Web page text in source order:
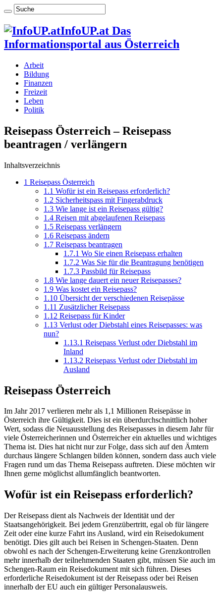
InfoUP.at Das
Informationsportal aus Österreich
Arbeit
Bildung
Finanzen
Freizeit
Leben
Politik
Reisepass Österreich – Reisepass
beantragen / verlängern
Inhaltsverzeichnis
1 Reisepass Österreich
1.1 Wofür ist ein Reisepass erforderlich?
1.2 Sicherheitspass mit Fingerabdruck
1.3 Wie lange ist ein Reisepass gültig?
1.4 Reisen mit abgelaufenen Reisepass
1.5 Reisepass verlängern
1.6 Reisepass ändern
1.7 Reisepass beantragen
1.7.1 Wo Sie einen Reisepass erhalten
1.7.2 Was Sie für die Beantragung benötigen
1.7.3 Passbild für Reisepass
1.8 Wie lange dauert ein neuer Reisepasses?
1.9 Was kostet ein Reisepass?
1.10 Übersicht der verschiedenen Reisepässe
1.11 Zusätzlicher Reisepass
1.12 Reisepass für Kinder
1.13 Verlust oder Diebstahl eines Reisepasses: was
nun?
1.13.1 Reisepass Verlust oder Diebstahl im
Inland
1.13.2 Reisepass Verlust oder Diebstahl im
Ausland
Reisepass Österreich
Im Jahr 2017 verlieren mehr als 1,1 Millionen Reisepässe in
Österreich ihre Gültigkeit. Dies ist ein überdurchschnittlich hoher
Wert, sodass die Neuausstellung des Reisepasses in diesem Jahr für
viele Österreicherinnen und Österreicher ein aktuelles und wichtiges
Thema ist. Dies hat nicht nur zur Folge, dass sich auf den Ämtern
durchaus längere Schlangen bilden können, sondern dass auch viele
Fragen rund um das Thema Reisepass auftreten. Diese möchten wir
Ihnen gerne möglichst allumfänglich beantworten.
Wofür ist ein Reisepass erforderlich?
Der Reisepass dient als Nachweis der Identität und der
Staatsangehörigkeit. Bei jedem Grenzübertritt, egal ob für längere
Zeit oder eine kurze Fahrt ins Ausland, wird ein Reisedokument
benötigt. Dies gilt auch bei Reisen in Schengen-Staaten. Denn
obwohl es nach der Schengen-Erweiterung keine Grenzkontrollen
mehr innerhalb der teilnehmenden Staaten gibt, müssen Sie auch im
Schengen-Raum ein Reisedokument mit sich führen. Dieses
erforderliche Reisedokument ist der Reisepass oder bei Reisen
innerhalb der EU auch ein gültiger Personalausweis.